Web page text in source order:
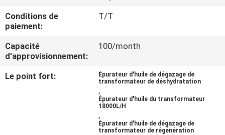
CONTACTEZ-
NOUS
NOUVELLES
Conditions de
paiement:
T/T
Capacité
d'approvisionnement:
100/month
Le point fort:
Épurateur d'huile de dégazage de
transformateur de déshydratation
,
Épurateur d'huile du transformateur
18000L/H
,
Épurateur d'huile de dégazage de
transformateur de régénération